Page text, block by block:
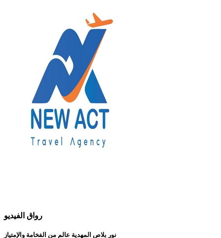
رواق الفيديو
نور بلاص المهدية عالم من الفخامة والإمتياز